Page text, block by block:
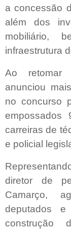
a concessão
além dos
mobiliário,
infraestrutura
Ao retomar
anunciou
no concurso
carreiras de
e policial
diretor de
Camarço,
deputados
construção